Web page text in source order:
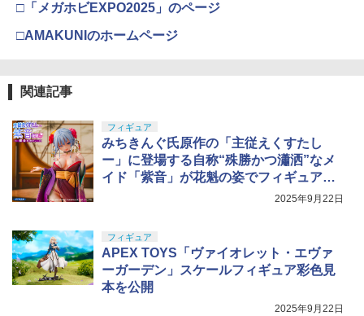
□「メガホビEXPO2025」のページ
□AMAKUNIのホームページ
関連記事
フィギュア
みちきんぐ氏原作の「主従えくすたし
ー」に登場する自称“殊勝かつ瀟洒”なメ
イド「紫音」が花魁の姿でフィギュア
2025年9月22日
フィギュア
APEX TOYS「ヴァイオレット・エヴァ
ーガーデン」スケールフィギュア彩色見
本を公開
2025年9月22日